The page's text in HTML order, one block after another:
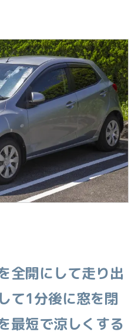
全開にして走り出
て1分後に窓を閉
最短で涼しくする